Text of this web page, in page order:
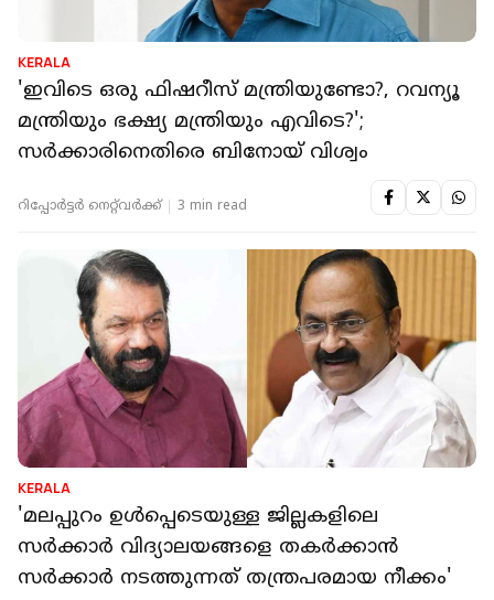
KERALA
'ഇവിടെ ഒരു ഫിഷറീസ് മന്ത്രിയുണ്ടോ?, റവന്യൂ
മന്ത്രിയും ഭക്ഷ്യ മന്ത്രിയും എവിടെ?';
സർക്കാരിനെതിരെ ബിനോയ് വിശ്വം
റിപ്പോർട്ടർ നെറ്റ്‌വര്‍ക്ക്‌ 3 min read
KERALA
'മലപ്പുറം ഉൾപ്പെടെയുള്ള ജില്ലകളിലെ
സർക്കാർ വിദ്യാലയങ്ങളെ തകർക്കാൻ
സർക്കാർ നടത്തുന്നത് തന്ത്രപരമായ നീക്കം'